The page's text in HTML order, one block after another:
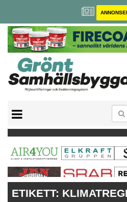
MILJÖBYGGNAD
NOLLCO2
CITYLAB
GREENBUILDING
ANNONSERA
ETIKETT: